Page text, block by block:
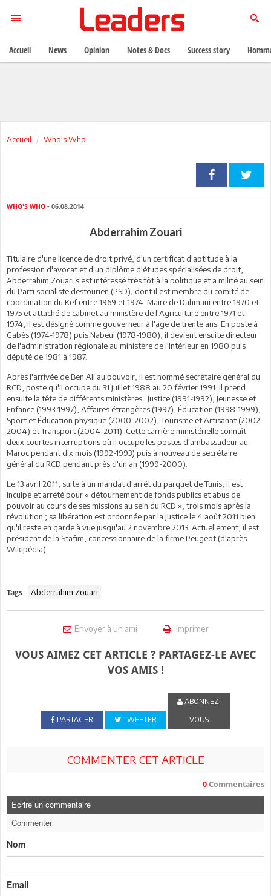
Accueil Who's Who
WHO'S WHO - 06.08.2014
Abderrahim Zouari
Titulaire d'une licence de droit privé, d'un certificat d'aptitude à la
profession d'avocat et d'un diplôme d'études spécialisées de droit,
Abderrahim Zouari s'est intéressé très tôt à la politique et a milité au sein
du Parti socialiste destourien (PSD), dont il est membre du comité de
coordination du Kef entre 1969 et 1974. Maire de Dahmani entre 1970 et
1975 et attaché de cabinet au ministère de l'Agriculture entre 1971 et
1974, il est désigné comme gouverneur à l'âge de trente ans. En poste à
Gabès (1974-1978) puis Nabeul (1978-1980), il devient ensuite directeur
de l'administration régionale au ministère de l'Intérieur en 1980 puis
député de 1981 à 1987.
Après l'arrivée de Ben Ali au pouvoir, il est nommé secrétaire général du
RCD, poste qu'il occupe du 31 juillet 1988 au 20 février 1991. Il prend
ensuite la tête de différents ministères : Justice (1991-1992), Jeunesse et
Enfance (1993-1997), Affaires étrangères (1997), Éducation (1998-1999),
Sport et Éducation physique (2000-2002), Tourisme et Artisanat (2002-
2004) et Transport (2004-2011). Cette carrière ministérielle connaît
deux courtes interruptions où il occupe les postes d'ambassadeur au
Maroc pendant dix mois (1992-1993) puis à nouveau de secrétaire
général du RCD pendant près d'un an (1999-2000).
Le 13 avril 2011, suite à un mandat d'arrêt du parquet de Tunis, il est
inculpé et arrêté pour « détournement de fonds publics et abus de
pouvoir au cours de ses missions au sein du RCD », trois mois après la
révolution ; sa libération est ordonnée par la justice le 4 août 2011 bien
qu'il reste en garde à vue jusqu'au 2 novembre 2013. Actuellement, il est
président de la Stafim, concessionnaire de la firme Peugeot (d'après
Wikipédia).
Tags : Abderrahim Zouari
Envoyer à un ami Imprimer
VOUS AIMEZ CET ARTICLE ? PARTAGEZ-LE AVEC
VOS AMIS !
PARTAGER TWEETER
ABONNEZ-
VOUS
COMMENTER CET ARTICLE
0 Commentaires
Ecrire un commentaire
Commenter
Nom
Email
Accueil News Opinion Notes & Docs Success story